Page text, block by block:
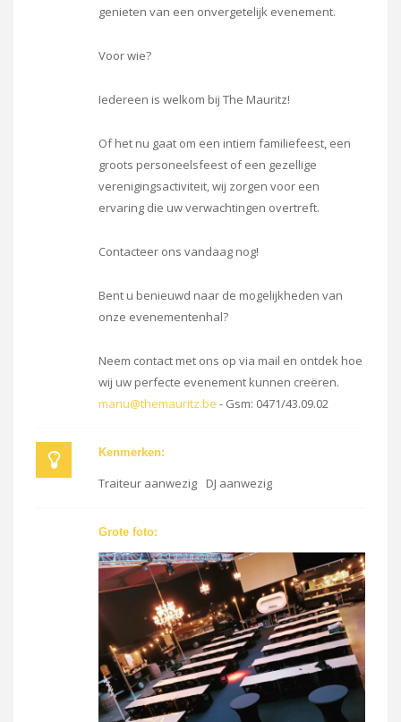
genieten van een onvergetelijk evenement.
Voor wie?
Iedereen is welkom bij The Mauritz!
Of het nu gaat om een intiem familiefeest, een
groots personeelsfeest of een gezellige
verenigingsactiviteit, wij zorgen voor een
ervaring die uw verwachtingen overtreft.
Contacteer ons vandaag nog!
Bent u benieuwd naar de mogelijkheden van
onze evenementenhal?
Neem contact met ons op via mail en ontdek hoe
wij uw perfecte evenement kunnen creëren.
manu@themauritz.be - Gsm: 0471/43.09.02
Kenmerken:
Traiteur aanwezig DJ aanwezig
Grote foto: